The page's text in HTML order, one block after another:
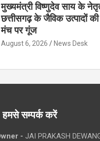
मुख्यमंत्री विष्णुदेव साय के
छत्तीसगढ़ के जैविक उत्पादों की
मंच पर गूंज
August 6, 2026 News Desk
हमसे सम्पर्क करें
- JAI PRAKASH